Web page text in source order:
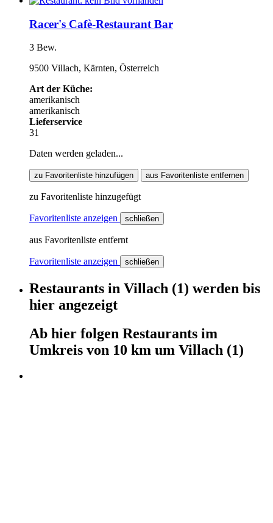
Racer's Cafè-Restaurant Bar
3 Bew.
9500 Villach, Kärnten, Österreich
Art der Küche:
amerikanisch
amerikanisch
Lieferservice
31
Daten werden geladen...
zu Favoritenliste hinzufügen aus Favoritenliste entfernen
zu Favoritenliste hinzugefügt
Favoritenliste anzeigen schließen
aus Favoritenliste entfernt
Favoritenliste anzeigen schließen
Restaurants in Villach (1) werden bis
hier angezeigt
Ab hier folgen Restaurants im
Umkreis von 10 km um Villach (1)